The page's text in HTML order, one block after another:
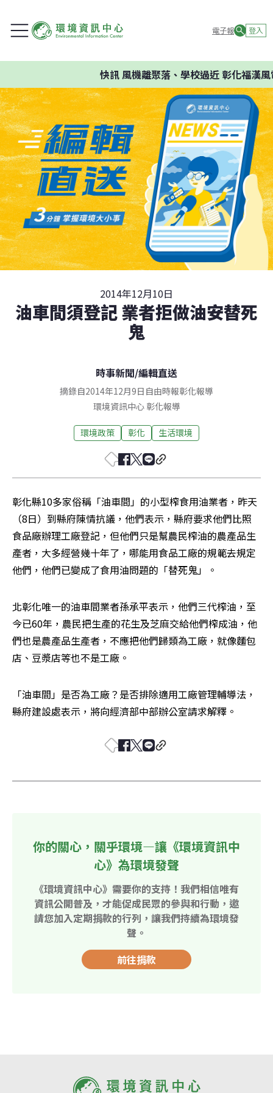
電子報 登入
快訊風機離聚落、學校過近 彰化福漢風
2014年12月10日
油車間須登記 業者拒做油安替死
鬼
時事新聞/編輯直送
摘錄自2014年12月9日自由時報彰化報導
環境資訊中心 彰化報導
環境政策 彰化 生活環境
彰化縣10多家俗稱「油車間」的小型榨食用油業者，昨天
（8日）到縣府陳情抗議，他們表示，縣府要求他們比照
食品廠辦理工廠登記，但他們只是幫農民榨油的農產品生
產者，大多經營幾十年了，哪能用食品工廠的規範去規定
他們，他們已變成了食用油問題的「替死鬼」。
北彰化唯一的油車間業者孫承平表示，他們三代榨油，至
今已60年，農民把生產的花生及芝麻交給他們榨成油，他
們也是農產品生產者，不應把他們歸類為工廠，就像麵包
店、豆漿店等也不是工廠。
「油車間」是否為工廠？是否排除適用工廠管理輔導法，
縣府建設處表示，將向經濟部中部辦公室請求解釋。
你的關心，關乎環境—讓《環境資訊中
心》為環境發聲
《環境資訊中心》需要你的支持！我們相信唯有
資訊公開普及，才能促成民眾的參與和行動，邀
請您加入定期捐款的行列，讓我們持續為環境發
聲。
前往捐款